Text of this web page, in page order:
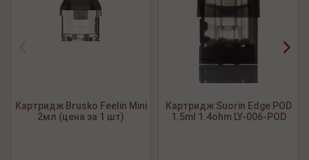
Картридж Brusko Feelin Mini
2мл (цена за 1 шт)
Картридж Suorin Edge POD
1.5ml 1.4ohm LY-006-POD
>